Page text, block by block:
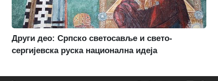
Други део: Српско светосавље и свето-
сергијевска руска национална идеја